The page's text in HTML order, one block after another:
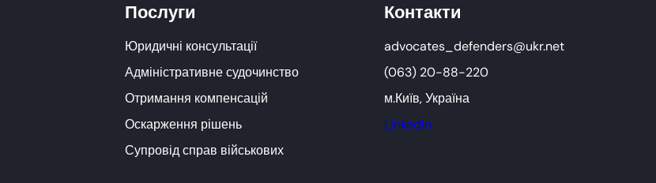
Послуги
Юридичні консультації
Адміністративне судочинство
Отримання компенсацій
Оскарження рішень
Супровід справ військових
Контакти
advocates_defenders@ukr.net
(063) 20-88-220
м.Київ, Україна
LinkedIn